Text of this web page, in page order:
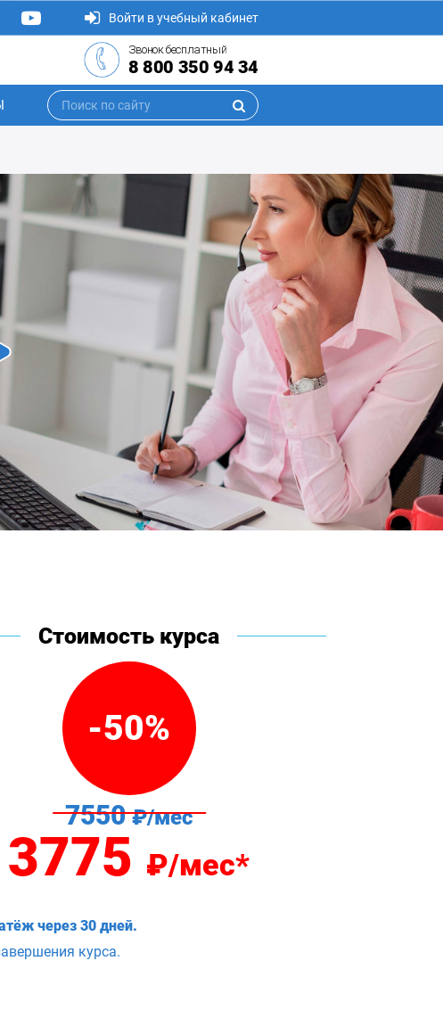
Войти в учебный кабинет
Звонок бесплатный
8 800 350 94 34
Стоимость курса
-50%
7550₽/мес
3775 ₽/мес*
через 30 дней.
курса.